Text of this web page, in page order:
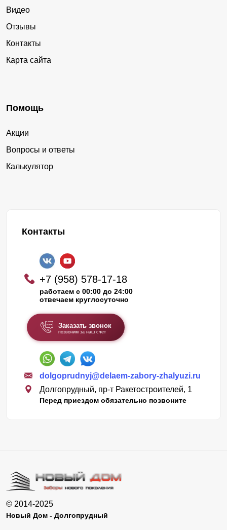
Видео
Отзывы
Контакты
Карта сайта
Помощь
Акции
Вопросы и ответы
Калькулятор
Контакты
+7 (958) 578-17-18
работаем с 00:00 до 24:00
отвечаем круглосуточно
Заказать звонок
позвоним за наш счет
dolgoprudnyj@delaem-zabory-zhalyuzi.ru
Долгопрудный, пр-т Ракетостроителей, 1
Перед приездом обязательно позвоните
© 2014-2025
Новый Дом - Долгопрудный